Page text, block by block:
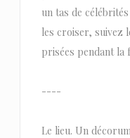
un tas de
les croiser, suivez
prisées pendant la
----
Le lieu. Un